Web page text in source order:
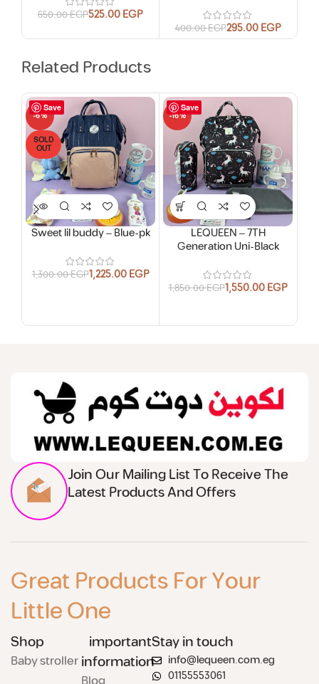
650.00EGP525.00EGP
400.00EGP295.00EGP
Related Products
Save
-6%
SOLD
OUT
Sweet lil buddy – Blue-pk
1,300.00EGP1,225.00EGP
Save
-16%
LEQUEEN – 7TH
Generation Uni-Black
1,850.00EGP1,550.00EGP
Join Our Mailing List To Receive The
Latest Products And Offers
Great Products For Your
Little One
Shop
Baby stroller
important
information
Stay in touch
info@lequeen.com.eg
01155553061